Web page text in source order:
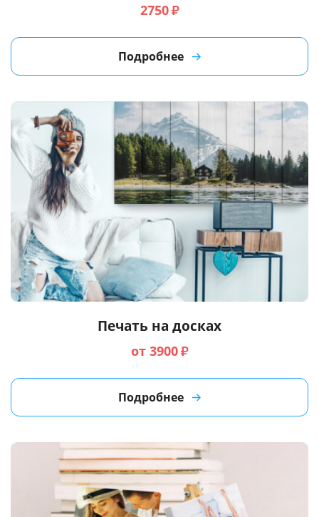
2750₽
Подробнее
Печать на досках
от 3900₽
Подробнее